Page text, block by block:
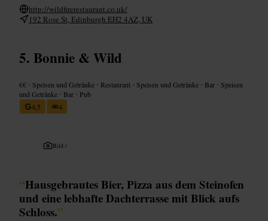
http://wildfirerestaurant.co.uk/
192 Rose St, Edinburgh EH2 4AZ, UK
Bonnie & Wild
€€ • Speisen und Getränke • Restaurant • Speisen und Getränke • Bar • Speisen
und Getränke • Bar • Pub
4,5
4
Bild /
“Hausgebrautes Bier, Pizza aus dem Steinofen
und eine lebhafte Dachterrasse mit Blick aufs
Schloss.”